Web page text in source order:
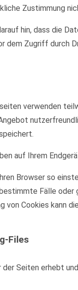
Zustimmung
hin, dass die
dem Zugriff durch
verwenden
auf Ihrem
Browser so
Fälle oder
von Cookies kann
Files
der Seiten erhebt